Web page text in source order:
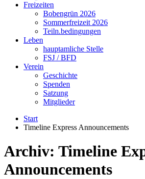
Freizeiten
Bobengrün 2026
Sommerfreizeit 2026
Teiln.bedingungen
Leben
hauptamliche Stelle
FSJ / BFD
Verein
Geschichte
Spenden
Satzung
Mitglieder
Start
Timeline Express Announcements
Archiv: Timeline
Announcements